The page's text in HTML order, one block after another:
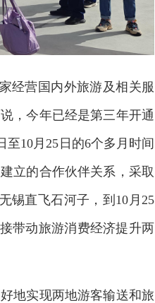
经营国内外旅游及相关服
，今年已经是第三年开通
10月25日的6个多月时间
立的合作伙伴关系，采取
锡直飞石河子，到10月25
带动旅游消费经济提升两
地实现两地游客输送和旅